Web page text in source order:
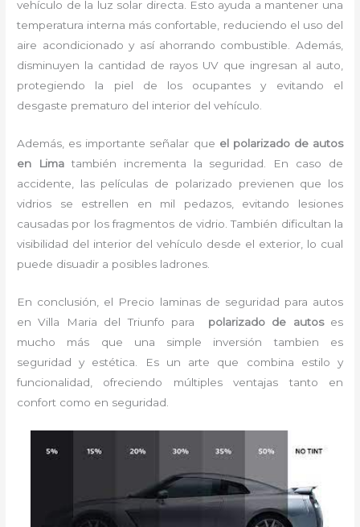
vehículo de la luz solar directa. Esto ayuda a mantener una
temperatura interna más confortable, reduciendo el uso del
aire acondicionado y así ahorrando combustible. Además,
disminuyen la cantidad de rayos UV que ingresan al auto,
protegiendo la piel de los ocupantes y evitando el
desgaste prematuro del interior del vehículo.
Además, es importante señalar que el polarizado de autos
en Limatambién incrementa la seguridad. En caso de
accidente, las películas de polarizado previenen que los
vidrios se estrellen en mil pedazos, evitando lesiones
causadas por los fragmentos de vidrio. También dificultan la
visibilidad del interior del vehículo desde el exterior, lo cual
puede disuadir a posibles ladrones.
En conclusión, el Precio laminas de seguridad para autos
en Villa Maria del Triunfo para
polarizado de autoses
mucho más que una simple inversión tambien es
seguridad y estética. Es un arte que combina estilo y
funcionalidad, ofreciendo múltiples ventajas tanto en
confort como en seguridad.